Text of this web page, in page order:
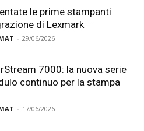
le prime stampanti
di Lexmark
- 29/06/2026
7000: la nuova serie
continuo per la stampa
- 17/06/2026